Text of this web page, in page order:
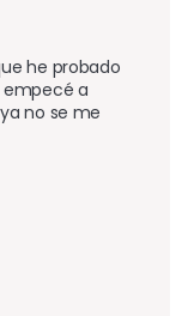
he probado
empecé a
no se me